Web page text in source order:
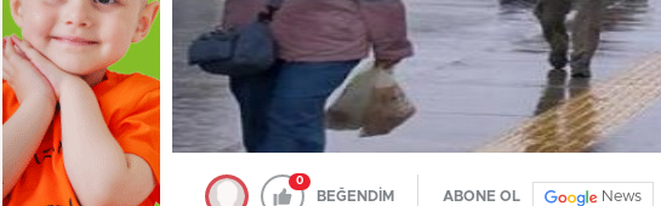
0
BEĞENDİM ABONE OL News